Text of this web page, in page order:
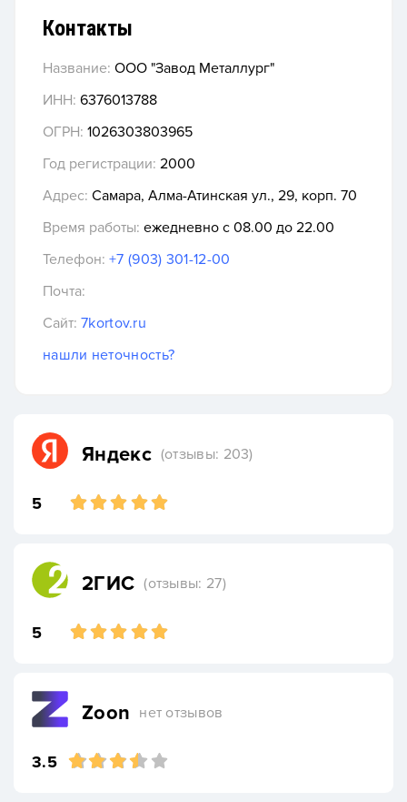
Контакты
Название: ООО "Завод Металлург"
ИНН: 6376013788
ОГРН: 1026303803965
Год регистрации: 2000
Адрес: Самара, Алма-Атинская ул., 29, корп. 70
Время работы: ежедневно с 08.00 до 22.00
Телефон: +7 (903) 301-12-00
Почта:
Сайт: 7kortov.ru
нашли неточность?
Яндекс (отзывы: 203)
5
2ГИС (отзывы: 27)
5
Zoon нет отзывов
3.5